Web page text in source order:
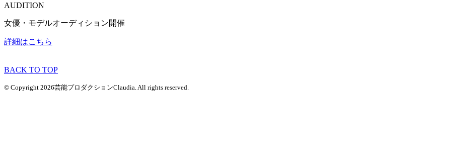
AUDITION
女優・モデルオーディション開催
詳細はこちら
BACK TO TOP
© Copyright 2026芸能プロダクションClaudia. All rights reserved.